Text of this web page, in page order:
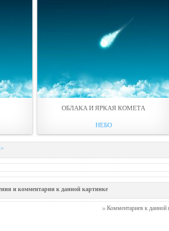
ОБЛАКА И ЯРКАЯ КОМЕТA
НЕБО
и комментарии к данной картинке
Комментариев к данной